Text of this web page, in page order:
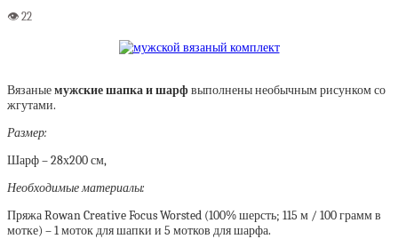
Вязаныемужские шапка и шарфвыполнены необычным рисунком со
жгутами.
Размер:
Шарф – 28х200 см,
Необходимые материалы:
Пряжа Rowan Creative Focus Worsted (100% шерсть; 115 м / 100 грамм в
мотке) – 1 моток для шапки и 5 мотков для шарфа.